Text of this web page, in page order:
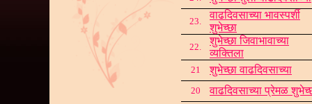
23.
वाढदिवसाच्या भावस्पर्शी
शुभेच्छा
22.
शुभेच्छा जिवाभावाच्या
व्यक्तिला
21 शुभेच्छा वाढदिवसाच्या
20 वाढदिवसाच्या प्रेमळ